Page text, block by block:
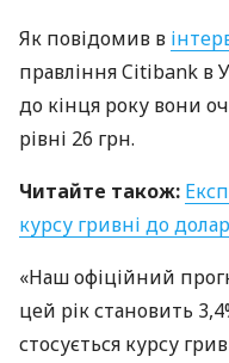
Як повідомив в
правління Citibank в
до кінця року вони
рівні 26 грн.
Читайте також:
курсу гривні до
«Наш офіційний
цей рік становить
стосується курсу